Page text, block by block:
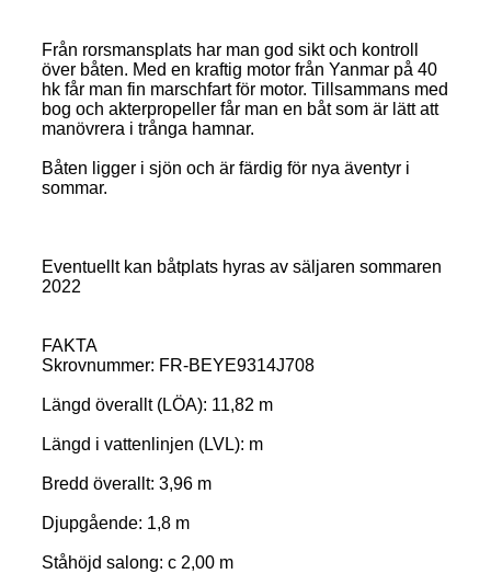
Från rorsmansplats har man god sikt och kontroll
över båten. Med en kraftig motor från Yanmar på 40
hk får man fin marschfart för motor. Tillsammans med
bog och akterpropeller får man en båt som är lätt att
manövrera i trånga hamnar.
Båten ligger i sjön och är färdig för nya äventyr i
sommar.
Eventuellt kan båtplats hyras av säljaren sommaren
2022
FAKTA
Skrovnummer: FR-BEYE9314J708
Längd överallt (LÖA): 11,82 m
Längd i vattenlinjen (LVL): m
Bredd överallt: 3,96 m
Djupgående: 1,8 m
Ståhöjd salong: c 2,00 m